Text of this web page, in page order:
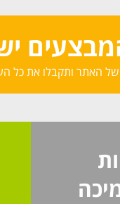
האתר ותקבלו את כל